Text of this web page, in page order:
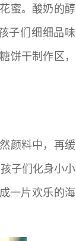
蜜。酸奶的醇
子们细细品味
饼干制作区，
颜料中，再缓
子们化身小小
一片欢乐的海